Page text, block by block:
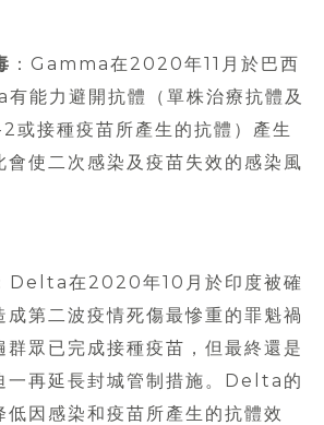
：Gamma在2020年11月於巴西
能力避開抗體（單株治療抗體及
或接種疫苗所產生的抗體）產生
會使二次感染及疫苗失效的感染風
Delta在2020年10月於印度被確
成第二波疫情死傷最慘重的罪魁禍
群眾已完成接種疫苗，但最終還是
再延長封城管制措施。Delta的
低因感染和疫苗所產生的抗體效